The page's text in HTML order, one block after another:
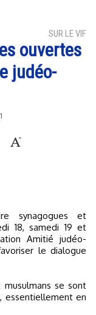
SUR LE VIF
ouvertes
judéo-
18, samedi 19 et
Amitié judéo-
le dialogue
se sont
essentiellement en